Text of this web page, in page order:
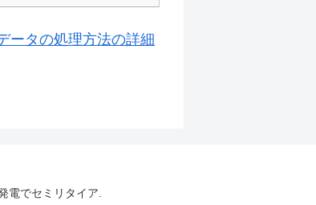
ータの処理方法の詳細
電でセミリタイア.